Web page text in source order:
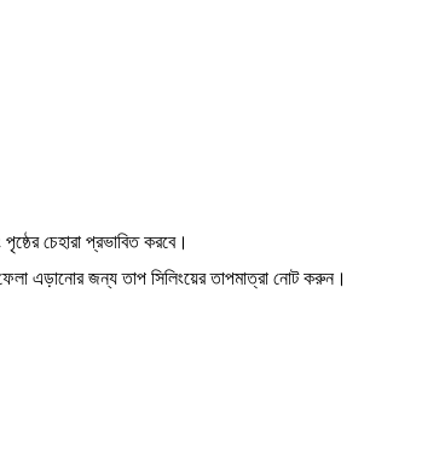
চেহারা প্রভাবিত করবে।
এড়ানোর জন্য তাপ সিলিংয়ের তাপমাত্রা নোট করুন।